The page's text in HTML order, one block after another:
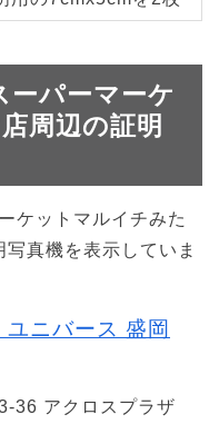
パーマーケ
周辺の証明
ケットマルイチみた
真機を表示していま
ニバース 盛岡
36 アクロスプラザ